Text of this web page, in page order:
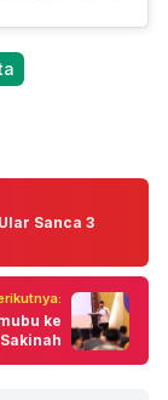
Sanca 3
ke